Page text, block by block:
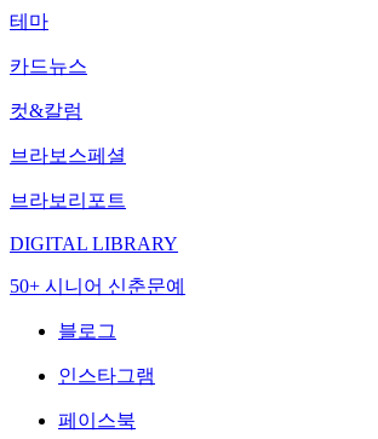
테마
카드뉴스
컷&칼럼
브라보스페셜
브라보리포트
DIGITAL LIBRARY
50+ 시니어 신춘문예
블로그
인스타그램
페이스북